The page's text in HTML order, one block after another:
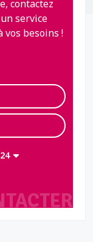
contactez
service
vos besoins !